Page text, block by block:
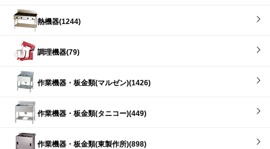
熱機器(1244)
調理機器(79)
作業機器・板金類(マルゼン)(1426)
作業機器・板金類(タニコー)(449)
作業機器・板金類(東製作所)(898)